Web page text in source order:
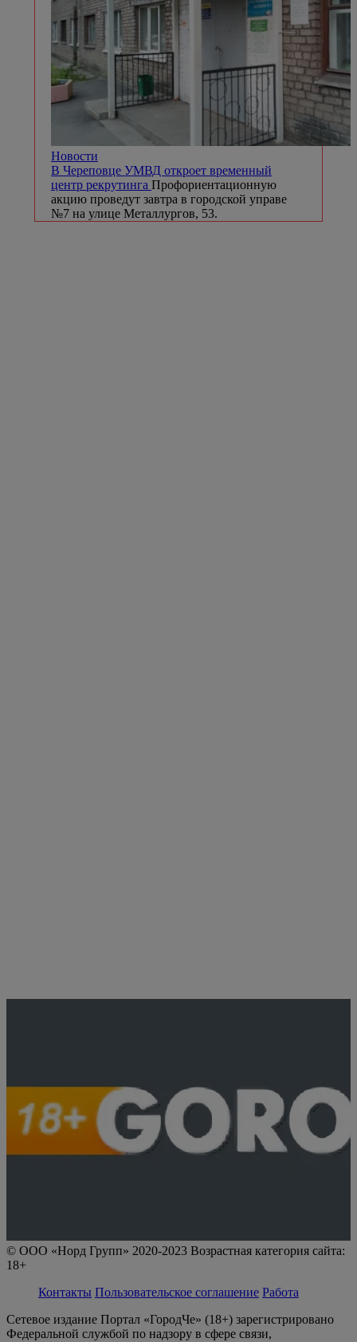
Новости
В Череповце УМВД откроет временный
центр рекрутинга Профориентационную
акцию проведут завтра в городской управе
№7 на улице Металлургов, 53.
© ООО «Норд Групп» 2020-2023 Возрастная категория сайта:
18+
Контакты Пользовательское соглашение Работа
Сетевое издание Портал «ГородЧе» (18+) зарегистрировано
Федеральной службой по надзору в сфере связи,